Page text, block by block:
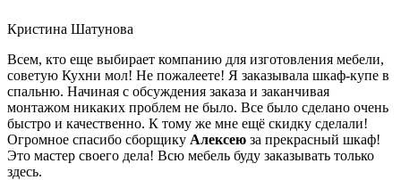
Кристина Шатунова
Всем, кто еще выбирает компанию для изготовления мебели,
советую Кухни мол! Не пожалеете! Я заказывала шкаф-купе в
спальню. Начиная с обсуждения заказа и заканчивая
монтажом никаких проблем не было. Все было сделано очень
быстро и качественно. К тому же мне ещё скидку сделали!
Огромное спасибо сборщику Алексею за прекрасный шкаф!
Это мастер своего дела! Всю мебель буду заказывать только
здесь.